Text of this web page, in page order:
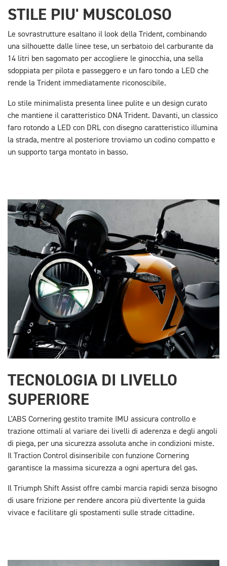
STILE PIU' MUSCOLOSO
Le sovrastrutture esaltano il look della Trident, combinando
una silhouette dalle linee tese, un serbatoio del carburante da
14 litri ben sagomato per accogliere le ginocchia, una sella
sdoppiata per pilota e passeggero e un faro tondo a LED che
rende la Trident immediatamente riconoscibile.
Lo stile minimalista presenta linee pulite e un design curato
che mantiene il caratteristico DNA Trident. Davanti, un classico
faro rotondo a LED con DRL con disegno caratteristico illumina
la strada, mentre al posteriore troviamo un codino compatto e
un supporto targa montato in basso.
TECNOLOGIA DI LIVELLO
SUPERIORE
L'ABS Cornering gestito tramite IMU assicura controllo e
trazione ottimali al variare dei livelli di aderenza e degli angoli
di piega, per una sicurezza assoluta anche in condizioni miste.
Il Traction Control disinseribile con funzione Cornering
garantisce la massima sicurezza a ogni apertura del gas.
Il Triumph Shift Assist offre cambi marcia rapidi senza bisogno
di usare frizione per rendere ancora più divertente la guida
vivace e facilitare gli spostamenti sulle strade cittadine.